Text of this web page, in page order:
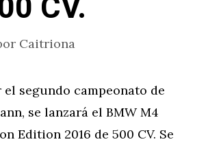
Caitriona
el segundo campeonato de
se lanzará el BMW M4
Edition 2016 de 500 CV. Se